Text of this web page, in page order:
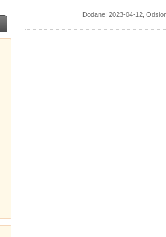
Dodane: 2023-04-12,